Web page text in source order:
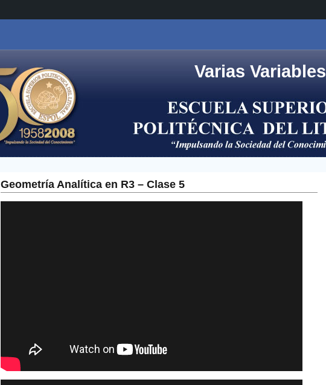
Varias Variables
Geometría Analítica en R3 – Clase 5